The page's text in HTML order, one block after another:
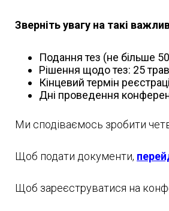
Зверніть увагу на такі
Подання тез (не більше
Рішення щодо тез: 25
Кінцевий термін
Дні проведення
Ми сподіваємось зробити
Щоб подати документи,
Щоб зареєструватися на